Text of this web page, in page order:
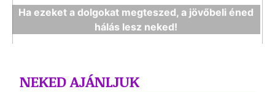
Ha ezeket a dolgokat megteszed, a jövőbeli éned
hálás lesz neked!
NEKED AJÁNLJUK